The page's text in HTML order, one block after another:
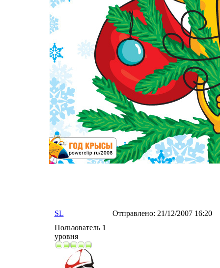
SL Отправлено: 21/12/2007 16:20
Пользователь 1
уровня